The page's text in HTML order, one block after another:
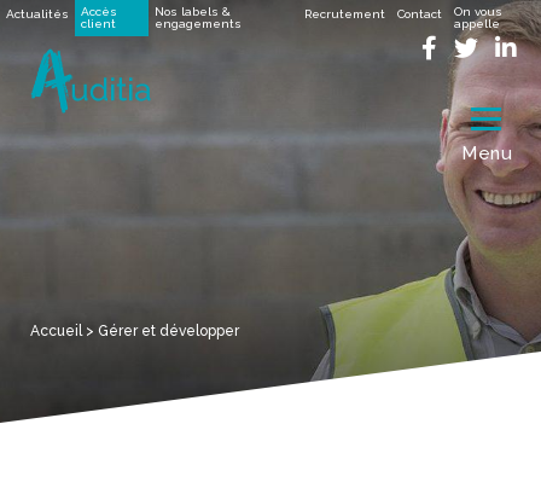
Actualités
Accès
client
Nos labels &
engagements
Recrutement Contact
On vous
appelle
Menu
Accueil> Gérer et développer